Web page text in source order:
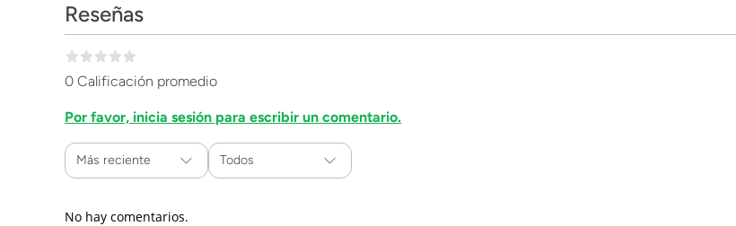
Reseñas
0 Calificación promedio
Por favor, inicia sesión para escribir un comentario.
Más reciente Todos
No hay comentarios.